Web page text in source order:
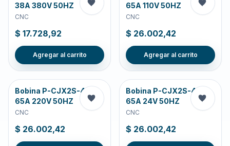
38A 380V 50HZ
CNC
$ 17.728,92
Agregar al carrito
65A 110V 50HZ
CNC
$ 26.002,42
Agregar al carrito
Bobina P-CJX2S-40-
65A 220V 50HZ
CNC
$ 26.002,42
Bobina P-CJX2S-40-
65A 24V 50HZ
CNC
$ 26.002,42